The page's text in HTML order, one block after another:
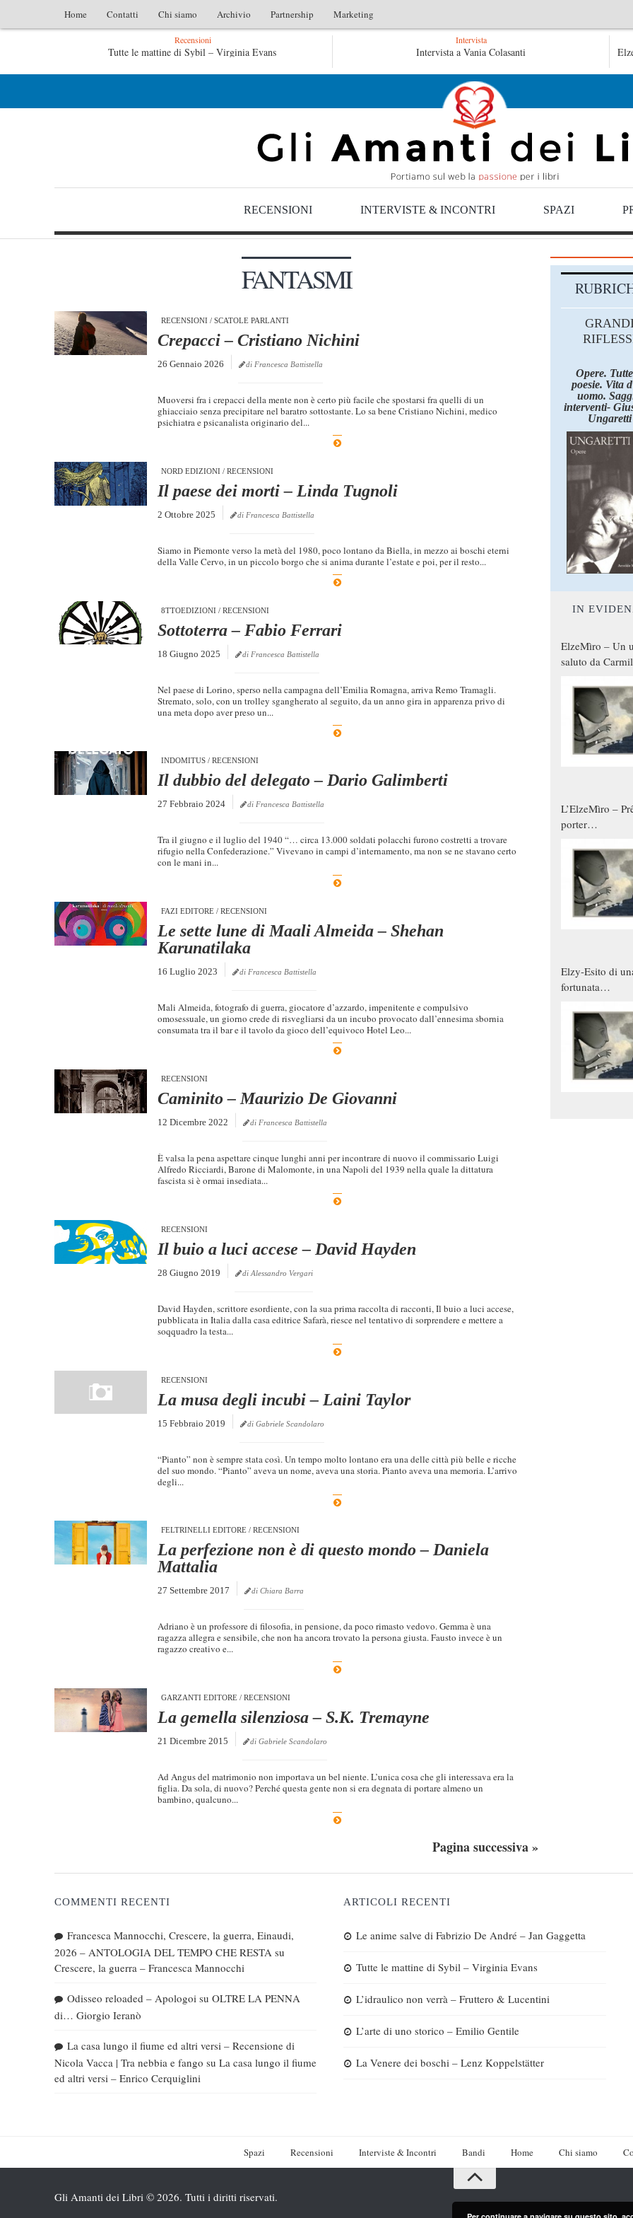
Home Contatti Chi siamo Archivio Partnership Marketing
Recensioni
L’idraulico non verrà – Fruttero & Lucentini Le anime salve di Fabrizio De André – Jan Gaggetta
Le anime salve di Fabrizio De André – Jan Gaggetta
Intervista
Intervista a Vania Colasanti
RECENSIONI INTERVISTE & INCONTRI SPAZI
FANTASMI
RECENSIONI / SCATOLE PARLANTI
Crepacci – Cristiano Nichini
26 Gennaio 2026 di Francesca Battistella
Muoversi fra i crepacci della mente non è certo più facile che spostarsi fra quelli di un
ghiacciaio senza precipitare nel baratro sottostante. Lo sa bene Cristiano Nichini, medico
psichiatra e psicanalista originario del...
NORD EDIZIONI / RECENSIONI
Il paese dei morti – Linda Tugnoli
2 Ottobre 2025 di Francesca Battistella
Siamo in Piemonte verso la metà del 1980, poco lontano da Biella, in mezzo ai boschi eterni
della Valle Cervo, in un piccolo borgo che si anima durante l’estate e poi, per il resto...
8TTOEDIZIONI / RECENSIONI
Sottoterra – Fabio Ferrari
18 Giugno 2025 di Francesca Battistella
Nel paese di Lorino, sperso nella campagna dell’Emilia Romagna, arriva Remo Tramagli.
Stremato, solo, con un trolley sgangherato al seguito, da un anno gira in apparenza privo di
una meta dopo aver preso un...
INDOMITUS / RECENSIONI
Il dubbio del delegato – Dario Galimberti
27 Febbraio 2024 di Francesca Battistella
Tra il giugno e il luglio del 1940 “… circa 13.000 soldati polacchi furono costretti a trovare
rifugio nella Confederazione.” Vivevano in campi d’internamento, ma non se ne stavano certo
con le mani in...
FAZI EDITORE / RECENSIONI
Le sette lune di Maali Almeida – Shehan
Karunatilaka
16 Luglio 2023 di Francesca Battistella
Mali Almeida, fotografo di guerra, giocatore d’azzardo, impenitente e compulsivo
omosessuale, un giorno crede di risvegliarsi da un incubo provocato dall’ennesima sbornia
consumata tra il bar e il tavolo da gioco dell’equivoco Hotel Leo...
RECENSIONI
Caminito – Maurizio De Giovanni
12 Dicembre 2022 di Francesca Battistella
È valsa la pena aspettare cinque lunghi anni per incontrare di nuovo il commissario Luigi
Alfredo Ricciardi, Barone di Malomonte, in una Napoli del 1939 nella quale la dittatura
fascista si è ormai insediata...
RECENSIONI
Il buio a luci accese – David Hayden
28 Giugno 2019 di Alessandro Vergari
David Hayden, scrittore esordiente, con la sua prima raccolta di racconti, Il buio a luci accese,
pubblicata in Italia dalla casa editrice Safarà, riesce nel tentativo di sorprendere e mettere a
soqquadro la testa...
RECENSIONI
La musa degli incubi – Laini Taylor
15 Febbraio 2019 di Gabriele Scandolaro
“Pianto” non è sempre stata così. Un tempo molto lontano era una delle città più belle e ricche
del suo mondo. “Pianto” aveva un nome, aveva una storia. Pianto aveva una memoria. L’arrivo
degli...
FELTRINELLI EDITORE / RECENSIONI
La perfezione non è di questo mondo – Daniela
Mattalia
27 Settembre 2017 di Chiara Barra
Adriano è un professore di filosofia, in pensione, da poco rimasto vedovo. Gemma è una
ragazza allegra e sensibile, che non ha ancora trovato la persona giusta. Fausto invece è un
ragazzo creativo e...
GARZANTI EDITORE / RECENSIONI
La gemella silenziosa – S.K. Tremayne
21 Dicembre 2015 di Gabriele Scandolaro
Ad Angus del matrimonio non importava un bel niente. L’unica cosa che gli interessava era la
figlia. Da sola, di nuovo? Perché questa gente non si era degnata di portare almeno un
bambino, qualcuno...
Pagina successiva »
Opere.
poesie. Vita
uomo.
interventi-
Ungaretti
IN
ElzeMìro – Un
saluto da
qualche modo
donne
L’ElzeMìro –
porter
Elzy-Esito di
fortunata
COMMENTI RECENTI
Francesca Mannocchi, Crescere, la guerra, Einaudi,
2026 – ANTOLOGIA DEL TEMPO CHE RESTA su
Crescere, la guerra – Francesca Mannocchi
Odisseo reloaded – Apologoi su OLTRE LA PENNA
di… Giorgio Ieranò
La casa lungo il fiume ed altri versi – Recensione di
Nicola Vacca | Tra nebbia e fango su La casa lungo il fiume
ed altri versi – Enrico Cerquiglini
ARTICOLI RECENTI
Le anime salve di Fabrizio De André – Jan Gaggetta
Tutte le mattine di Sybil – Virginia Evans
L’idraulico non verrà – Fruttero & Lucentini
L’arte di uno storico – Emilio Gentile
La Venere dei boschi – Lenz Koppelstätter
Spazi Recensioni Interviste & Incontri Bandi Home Chi siamo
Gli Amanti dei Libri © 2026. Tutti i diritti riservati.